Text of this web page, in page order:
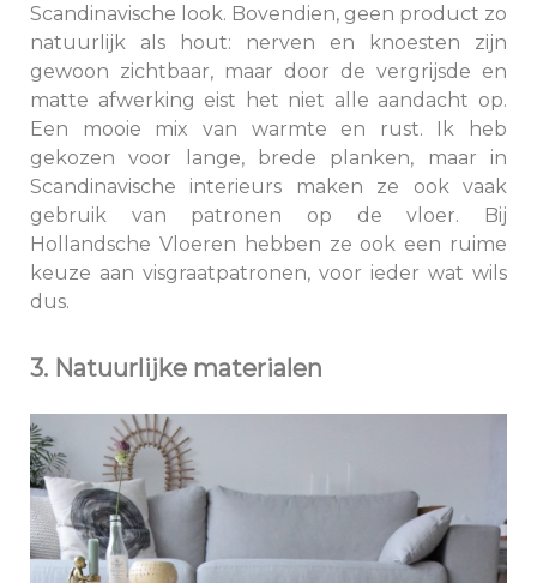
Scandinavische look. Bovendien, geen product zo
natuurlijk als hout: nerven en knoesten zijn
gewoon zichtbaar, maar door de vergrijsde en
matte afwerking eist het niet alle aandacht op.
Een mooie mix van warmte en rust. Ik heb
gekozen voor lange, brede planken, maar in
Scandinavische interieurs maken ze ook vaak
gebruik van patronen op de vloer. Bij
Hollandsche Vloeren hebben ze ook een ruime
keuze aan visgraatpatronen, voor ieder wat wils
dus.
3. Natuurlijke materialen